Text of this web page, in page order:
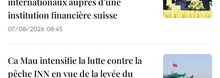
institution financière suisse
07/08/2026 08:45
Ca Mau intensifie la lutte contre la
pêche INN en vue de la levée du